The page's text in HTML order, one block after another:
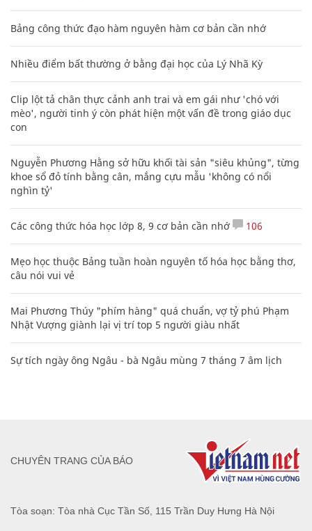
Bảng công thức đạo hàm nguyên hàm cơ bản cần nhớ
Nhiều điểm bất thường ở bằng đại học của Lý Nhã Kỳ
Clip lột tả chân thực cảnh anh trai và em gái như 'chó với
mèo', người tinh ý còn phát hiện một vấn đề trong giáo dục
con
Nguyễn Phương Hằng sở hữu khối tài sản "siêu khủng", từng
khoe sổ đỏ tính bằng cân, mắng cựu mẫu 'không có nổi
nghìn tỷ'
Các công thức hóa học lớp 8, 9 cơ bản cần nhớ 106
Mẹo học thuộc Bảng tuần hoàn nguyên tố hóa học bằng thơ,
câu nói vui vẻ
Mai Phương Thúy "phím hàng" quá chuẩn, vợ tỷ phú Phạm
Nhật Vượng giành lại vị trí top 5 người giàu nhất
Sự tích ngày ông Ngâu - bà Ngâu mùng 7 tháng 7 âm lịch
Tòa soạn: Tòa nhà Cục Tần Số, 115 Trần Duy Hưng Hà Nội
CHUYÊN TRANG CỦA BÁO